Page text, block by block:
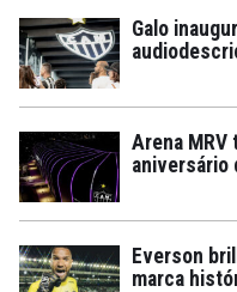
Galo
Arena MRV
aniversário
Everson
marca